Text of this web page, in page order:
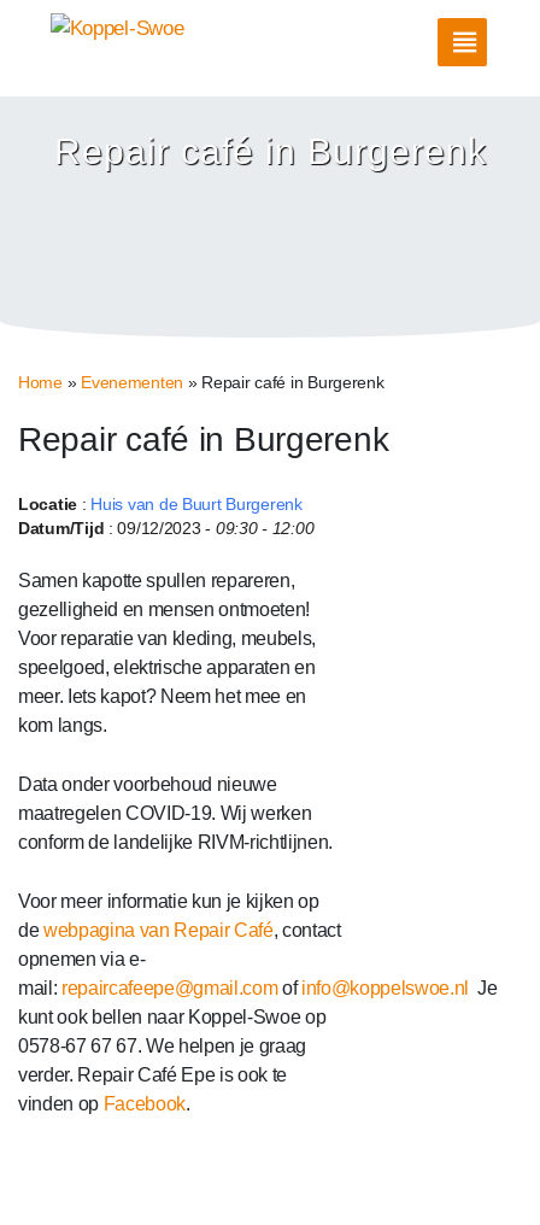
Repair café in Burgerenk
Home» Evenementen » Repair café in Burgerenk
Repair café in Burgerenk
Locatie : Huis van de Buurt Burgerenk
Datum/Tijd : 09/12/2023 - 09:30 - 12:00
Samen kapotte spullen repareren,
gezelligheid en mensen ontmoeten!
Voor reparatie van kleding, meubels,
speelgoed, elektrische apparaten en
meer. Iets kapot? Neem het mee en
kom langs.
Data onder voorbehoud nieuwe
maatregelen COVID-19. Wij werken
conform de landelijke RIVM-richtlijnen.
Voor meer informatie kun je kijken op
dewebpagina van Repair Café, contact
opnemen via e-
mail: repaircafeepe@gmail.comofinfo@koppelswoe.nl
Je
kunt ook bellen naar Koppel-Swoe op
0578-67 67 67. We helpen je graag
verder. Repair Café Epe is ook te
vinden op Facebook.